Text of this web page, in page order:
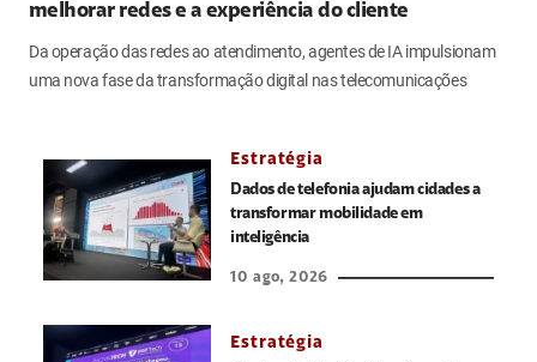
melhorar redes e a experiência do cliente
Da operação das redes ao atendimento, agentes de IA impulsionam
uma nova fase da transformação digital nas telecomunicações
Estratégia
Dados de telefonia ajudam cidades a
transformar mobilidade em
inteligência
10 ago, 2026
Estratégia